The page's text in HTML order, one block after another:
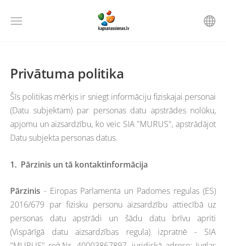
Privātuma politika
Šīs politikas mērķis ir sniegt informāciju fiziskajai personai
(Datu subjektam) par personas datu apstrādes nolūku,
apjomu un aizsardzību, ko veic SIA "MURUS", apstrādājot
Datu subjekta personas datus.
1. Pārzinis un tā kontaktinformācija
Pārzinis - Eiropas Parlamenta un Padomes regulas (ES)
2016/679 par fizisku personu aizsardzību attiecībā uz
personas datu apstrādi un šādu datu brīvu apriti
(Vispārīgā datu aizsardzības regula) izpratnē - SIA